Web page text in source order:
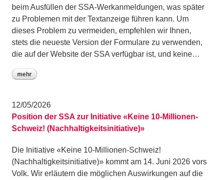
beim Ausfüllen der SSA-Werkanmeldungen, was später
zu Problemen mit der Textanzeige führen kann. Um
dieses Problem zu vermeiden, empfehlen wir Ihnen,
stets die neueste Version der Formulare zu verwenden,
die auf der Website der SSA verfügbar ist, und keine…
mehr
12/05/2026
Position der SSA zur Initiative «Keine 10-Millionen-
Schweiz! (Nachhaltigkeitsinitiative)»
Die Initiative «Keine 10-Millionen-Schweiz!
(Nachhaltigkeitsinitiative)» kommt am 14. Juni 2026 vors
Volk. Wir erläutern die möglichen Auswirkungen auf die